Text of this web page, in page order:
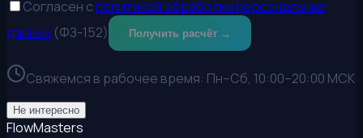
Согласен сполитикой обработки персональных
данных (ФЗ-152) Получить расчёт →
Свяжемся в рабочее время: Пн–Сб, 10:00–20:00 МСК
Не интересно
FlowMasters